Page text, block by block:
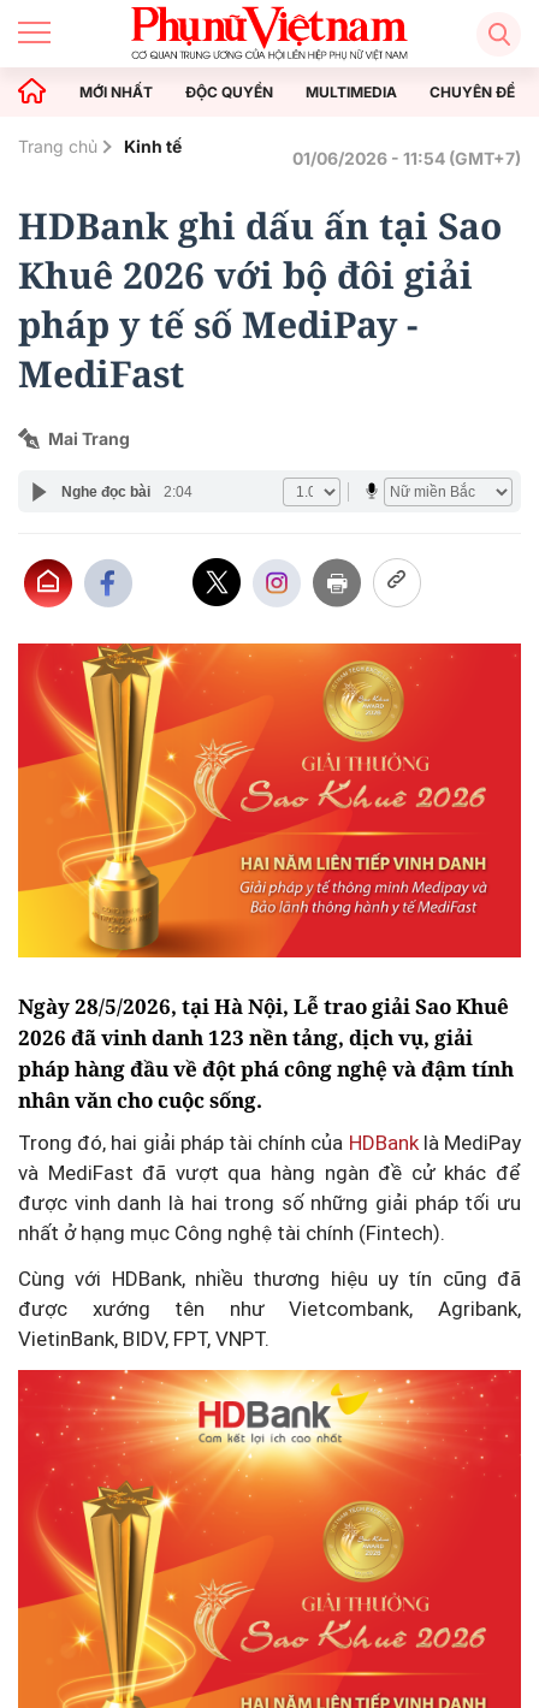
MỚI NHẤT ĐỘC QUYỀN MULTIMEDIA CHUYÊN ĐỀ
Trang chủ Kinh tế
01/06/2026 - 11:54 (GMT+7)
HDBank ghi dấu ấn tại Sao
Khuê 2026 với bộ đôi giải
pháp y tế số MediPay -
MediFast
Mai Trang
Nghe đọc bài 2:04
Ngày 28/5/2026, tại Hà Nội, Lễ trao giải Sao Khuê
2026 đã vinh danh 123 nền tảng, dịch vụ, giải
pháp hàng đầu về đột phá công nghệ và đậm tính
nhân văn cho cuộc sống.
Trong đó, hai giải pháp tài chính của HDBanklà MediPay
và MediFast đã vượt qua hàng ngàn đề cử khác để
được vinh danh là hai trong số những giải pháp tối ưu
nhất ở hạng mục Công nghệ tài chính (Fintech).
Cùng với HDBank, nhiều thương hiệu uy tín cũng đã
được xướng tên như Vietcombank, Agribank,
VietinBank, BIDV, FPT, VNPT.